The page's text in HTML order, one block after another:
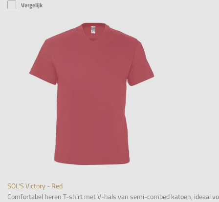
Vergelijk
SOL'S Victory - Red
Comfortabel heren T-shirt met V-hals van semi-combed katoen, ideaal